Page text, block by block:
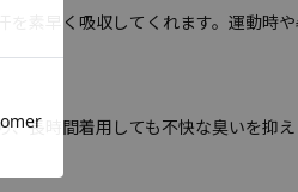
を素早く吸収してくれます。運動時
、長時間着用しても不快な臭いを抑